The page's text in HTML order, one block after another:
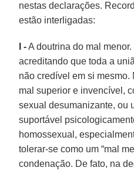
nestas declarações.
estão interligadas:
I -A doutrina do mal
acreditando que toda a
não credível em si mesmo.
mal superior e invencível,
sexual desumanizante, ou
suportável
homossexual,
tolerar-se como um “mal
condenação. De fato, na